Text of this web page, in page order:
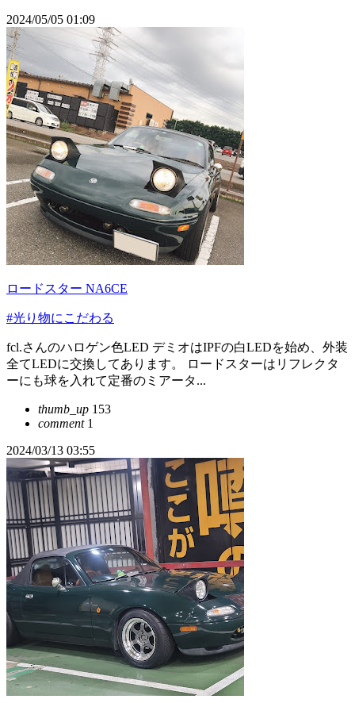
2024/05/05 01:09
ロードスター NA6CE
#光り物にこだわる
fcl.さんのハロゲン色LED デミオはIPFの白LEDを始め、外装
全てLEDに交換してあります。 ロードスターはリフレクタ
ーにも球を入れて定番のミアータ...
thumb_up 153
comment1
2024/03/13 03:55